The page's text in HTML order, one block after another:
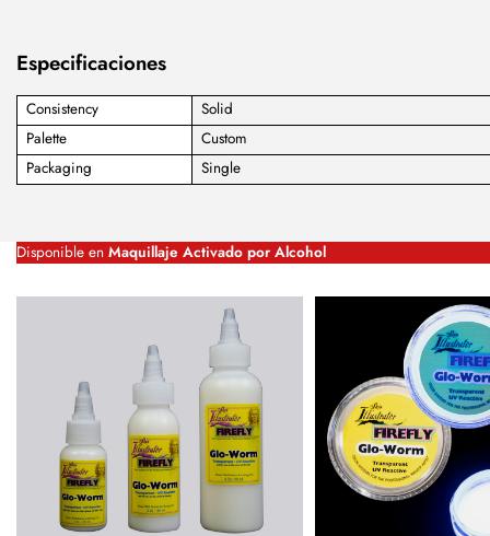
Especificaciones
Consistency
Solid
Palette
Custom
Packaging
Single
Disponible en Maquillaje Activado por Alcohol